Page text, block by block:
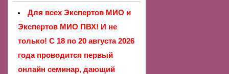
Для всех Экспертов МИО и
Экспертов МИО ПВХ! И не
только! С 18 по 20 августа 2026
года проводится первый
онлайн семинар, дающий